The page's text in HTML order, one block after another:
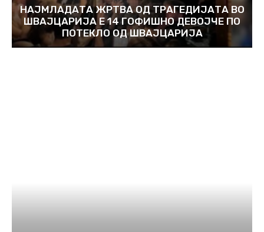
НАЈМЛАДАТА ЖРТВА ОД ТРАГЕДИЈАТА ВО
ШВАЈЦАРИЈА Е 14 ГОФИШНО ДЕВОЈЧЕ ПО
ПОТЕКЛО ОД ШВАЈЦАРИЈА